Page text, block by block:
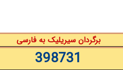
برگردان سیریلیک به فارسی
398731